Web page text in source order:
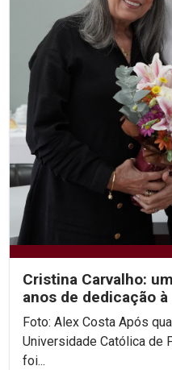
Cristina Carvalho:
anos de dedicação à
Foto: Alex Costa Após quase 49 anos de dedicação à
Universidade Católica de
foi...